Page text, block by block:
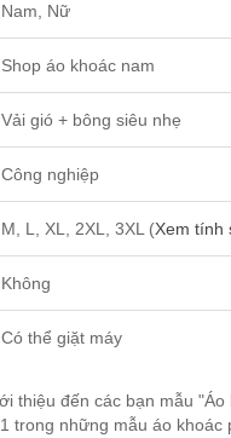
Nam, Nữ
Shop áo khoác nam
Vải gió + bông siêu nhẹ
Công nghiệp
M, L, XL, 2XL, 3XL (Xem tính
Không
Có thể giặt máy
thiệu đến các bạn mẫu
trong những mẫu áo